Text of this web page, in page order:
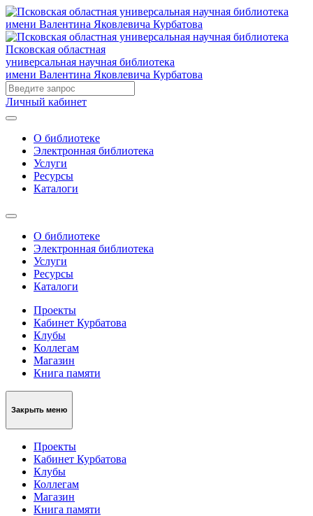
Псковская областная
универсальная научная библиотека
имени Валентина Яковлевича Курбатова
Личный кабинет
О библиотеке
Электронная библиотека
Услуги
Ресурсы
Каталоги
О библиотеке
Электронная библиотека
Услуги
Ресурсы
Каталоги
Проекты
Кабинет Курбатова
Клубы
Коллегам
Магазин
Книга памяти
Закрыть меню
Проекты
Кабинет Курбатова
Клубы
Коллегам
Магазин
Книга памяти